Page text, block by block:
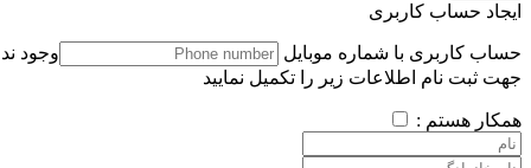
ایجاد حساب کاربری
حساب کاربری با شماره موبایل
وجود
جهت ثبت نام اطلاعات زیر را تکمیل نمایید
همکار هستم :